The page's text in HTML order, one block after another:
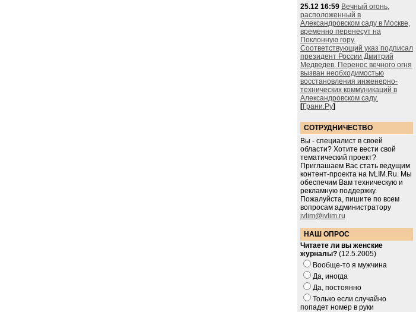
25.12 16:59 Вечный огонь,
расположенный в
Александровском саду в Москве,
временно перенесут на
Поклонную гору.
Соответствующий указ подписал
президент России Дмитрий
Медведев. Перенос вечного огня
вызван необходимостью
восстановления инженерно-
технических коммуникаций в
Александровском саду.
[Грани.Ру]
СОТРУДНИЧЕСТВО
Вы - специалист в своей
области? Хотите вести свой
тематический проект?
Приглашаем Вас стать ведущим
контент-проекта на IvLIM.Ru. Мы
обеспечим Вам техническую и
рекламную поддержку.
Пожалуйста, пишите по всем
вопросам администратору
ivlim@ivlim.ru
НАШ ОПРОС
Читаете ли вы женские
журналы? (12.5.2005)
Вообще-то я мужчина
Да, иногда
Да, постоянно
Только если случайно
попадет номер в руки